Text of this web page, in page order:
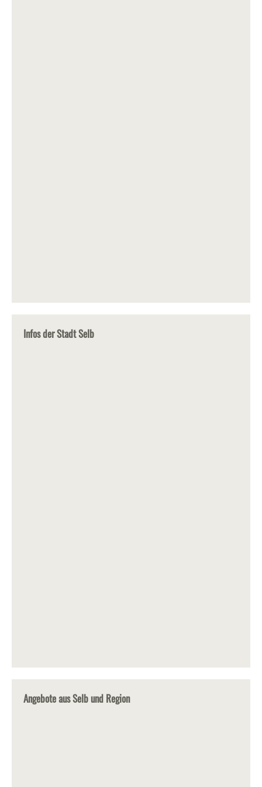
Infos der Stadt Selb
Angebote aus Selb und Region